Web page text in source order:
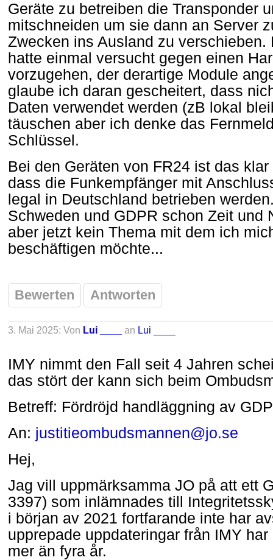
Geräte zu betreiben die Transponder
mitschneiden um sie dann an Server
Zwecken ins Ausland zu verschieben.
hatte einmal versucht gegen einen
vorzugehen, der derartige Module
glaube ich daran gescheitert, dass
Daten verwendet werden (zB lokal
täuschen aber ich denke das
Schlüssel.
Bei den Geräten von FR24 ist das
dass die Funkempfänger mit
legal in Deutschland betrieben
Schweden und GDPR schon Zeit und
aber jetzt kein Thema mit dem ich
beschäftigen möchte...
Bewerten Antworten
3. Mai 2025: Von Lui ____ an Lui ____
IMY nimmt den Fall seit 4 Jahren
das stört der kann sich beim
Betreff: Fördröjd handläggning av
An: justitieombudsmannen@jo.se
Hej,
Jag vill uppmärksamma JO på att ett
3397) som inlämnades till
i början av 2021 fortfarande inte har
upprepade uppdateringar från IMY
mer än fyra år.